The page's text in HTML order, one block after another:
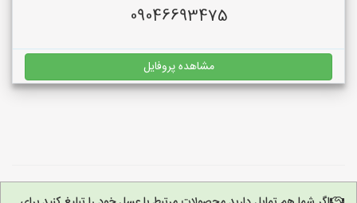
09046693475
مشاهده پروفایل